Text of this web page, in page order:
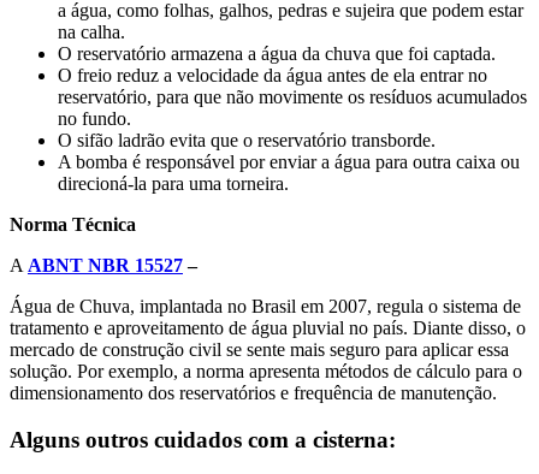
a água, como folhas, galhos, pedras e sujeira que podem estar
na calha.
O reservatório armazena a água da chuva que foi captada.
O freio reduz a velocidade da água antes de ela entrar no
reservatório, para que não movimente os resíduos acumulados
no fundo.
O sifão ladrão evita que o reservatório transborde.
A bomba é responsável por enviar a água para outra caixa ou
direcioná-la para uma torneira.
Norma Técnica
A ABNT NBR 15527–
Água de Chuva, implantada no Brasil em 2007, regula o sistema de
tratamento e aproveitamento de água pluvial no país. Diante disso, o
mercado de construção civil se sente mais seguro para aplicar essa
solução. Por exemplo, a norma apresenta métodos de cálculo para o
dimensionamento dos reservatórios e frequência de manutenção.
Alguns outros cuidados com a cisterna: